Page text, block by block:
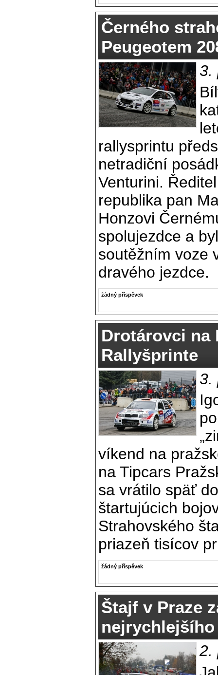
Černého
Peugeotem
3.
rallysprintu
netradiční
Venturini.
republika pan
Honzovi
spolujezdce a
soutěžním voze
dravého jezdce.
žádný příspěvek
Drotárovci na
Rallyšprinte
3.
víkend na
na Tipcars
sa vrátilo späť
štartujúcich
Strahovského
priazeň tisícov
žádný příspěvek
Štajf v Praze
nejrychlejšího
2.